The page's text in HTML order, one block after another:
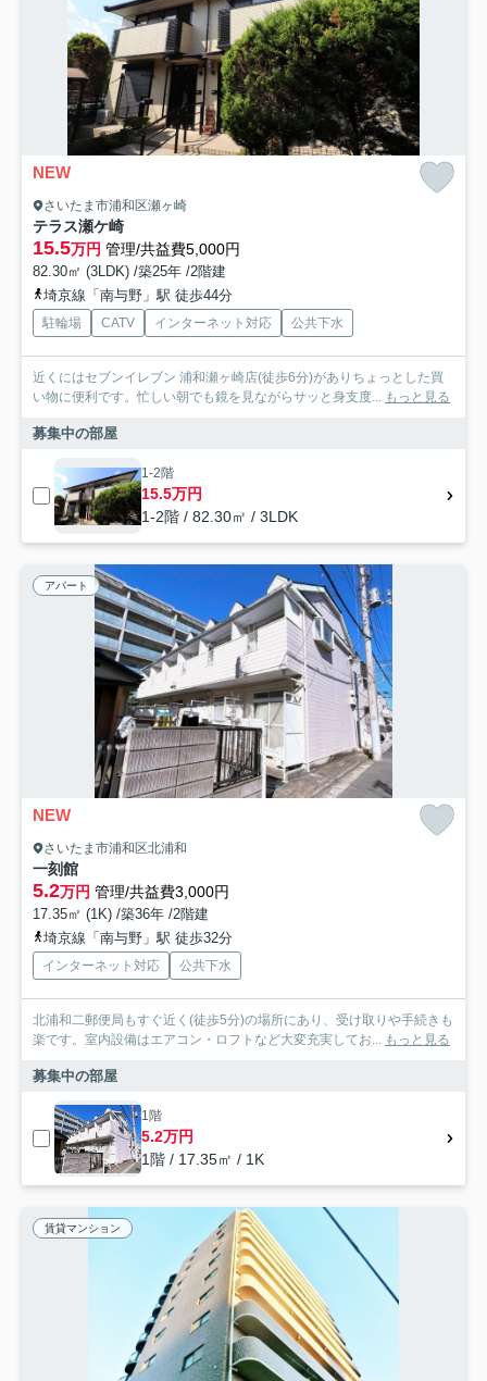
NEW
さいたま市浦和区瀬ヶ崎
テラス瀬ケ崎
15.5万円 管理/共益費5,000円
82.30㎡ (3LDK) /築25年 /2階建
埼京線「南与野」駅 徒歩44分
駐輪場 CATV インターネット対応 公共下水
近くにはセブンイレブン 浦和瀬ヶ崎店(徒歩6分)がありちょっとした買
い物に便利です。忙しい朝でも鏡を見ながらサッと身支度... もっと見る
募集中の部屋
1-2階
15.5万円
1-2階 / 82.30㎡ / 3LDK
アパート
NEW
さいたま市浦和区北浦和
一刻館
5.2万円 管理/共益費3,000円
17.35㎡ (1K) /築36年 /2階建
埼京線「南与野」駅 徒歩32分
インターネット対応 公共下水
北浦和二郵便局もすぐ近く(徒歩5分)の場所にあり、受け取りや手続きも
楽です。室内設備はエアコン・ロフトなど大変充実してお... もっと見る
募集中の部屋
1階
5.2万円
1階 / 17.35㎡ / 1K
賃貸マンション